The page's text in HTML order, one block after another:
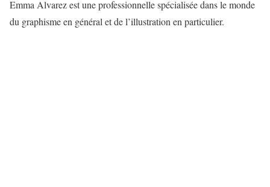
Emma Alvarez est une professionnelle spécialisée dans le monde
du graphisme en général et de l’illustration en particulier.